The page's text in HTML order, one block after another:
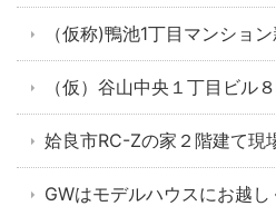
（仮称)鴨池1丁目マンショ
（仮）谷山中央１丁目ビル
姶良市RC-Zの家２階建て現
GWはモデルハウスにお越し